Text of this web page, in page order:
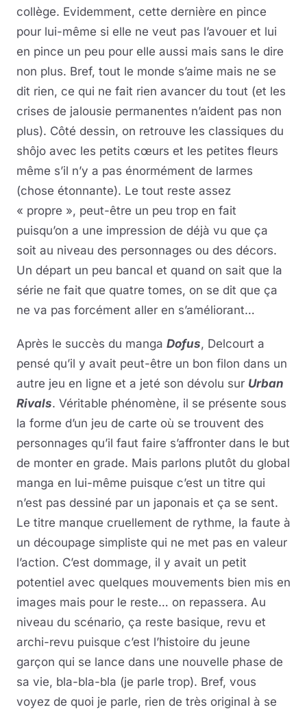
collège. Evidemment, cette dernière en pince
pour lui-même si elle ne veut pas l’avouer et lui
en pince un peu pour elle aussi mais sans le dire
non plus. Bref, tout le monde s’aime mais ne se
dit rien, ce qui ne fait rien avancer du tout (et les
crises de jalousie permanentes n’aident pas non
plus). Côté dessin, on retrouve les classiques du
shôjo avec les petits cœurs et les petites fleurs
même s’il n’y a pas énormément de larmes
(chose étonnante). Le tout reste assez
« propre », peut-être un peu trop en fait
puisqu’on a une impression de déjà vu que ça
soit au niveau des personnages ou des décors.
Un départ un peu bancal et quand on sait que la
série ne fait que quatre tomes, on se dit que ça
ne va pas forcément aller en s’améliorant…
Après le succès du manga Dofus, Delcourt a
pensé qu’il y avait peut-être un bon filon dans un
autre jeu en ligne et a jeté son dévolu sur Urban
Rivals. Véritable phénomène, il se présente sous
la forme d’un jeu de carte où se trouvent des
personnages qu’il faut faire s’affronter dans le but
de monter en grade. Mais parlons plutôt du global
manga en lui-même puisque c’est un titre qui
n’est pas dessiné par un japonais et ça se sent.
Le titre manque cruellement de rythme, la faute à
un découpage simpliste qui ne met pas en valeur
l’action. C’est dommage, il y avait un petit
potentiel avec quelques mouvements bien mis en
images mais pour le reste… on repassera. Au
niveau du scénario, ça reste basique, revu et
archi-revu puisque c’est l’histoire du jeune
garçon qui se lance dans une nouvelle phase de
sa vie, bla-bla-bla (je parle trop). Bref, vous
voyez de quoi je parle, rien de très original à se